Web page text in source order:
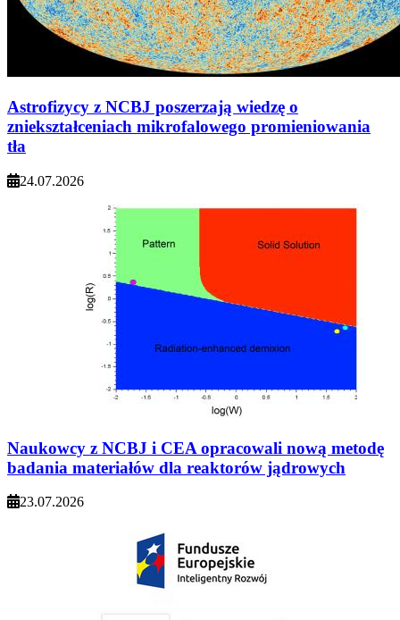
Astrofizycy z NCBJ poszerzają wiedzę o
zniekształceniach mikrofalowego promieniowania
tła
24.07.2026
Naukowcy z NCBJ i CEA opracowali nową metodę
badania materiałów dla reaktorów jądrowych
23.07.2026